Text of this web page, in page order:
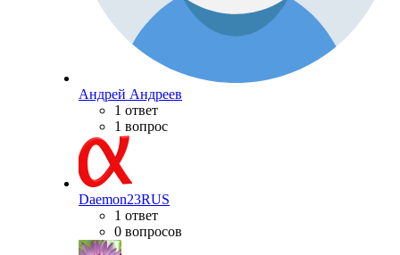
Андрей Андреев
1 ответ
1 вопрос
Daemon23RUS
1 ответ
0 вопросов